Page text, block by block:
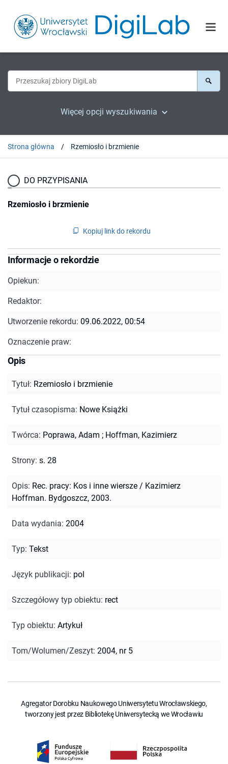
Więcej opcji wyszukiwania
Strona główna Rzemiosło i brzmienie
DO PRZYPISANIA
Rzemiosło i brzmienie
Kopiuj link do rekordu
Informacje o rekordzie
Opiekun:
Redaktor:
Utworzenie rekordu: 09.06.2022, 00:54
Oznaczenie praw:
Opis
Tytuł: Rzemiosło i brzmienie
Tytuł czasopisma: Nowe Książki
Twórca: Poprawa, Adam ; Hoffman, Kazimierz
Strony: s. 28
Opis: Rec. pracy: Kos i inne wiersze / Kazimierz
Hoffman. Bydgoszcz, 2003.
Data wydania: 2004
Typ: Tekst
Język publikacji: pol
Szczegółowy typ obiektu: rect
Typ obiektu: Artykuł
Tom/Wolumen/Zeszyt: 2004, nr 5
Agregator Dorobku Naukowego Uniwersytetu Wrocławskiego,
tworzony jest przez Bibliotekę Uniwersytecką we Wrocławiu